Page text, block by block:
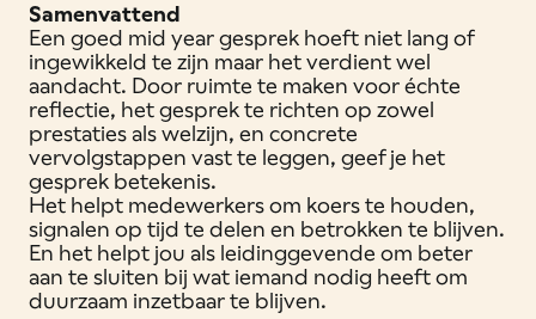
Samenvattend
Een goed mid year gesprek hoeft niet lang of
ingewikkeld te zijn maar het verdient wel
aandacht. Door ruimte te maken voor échte
reflectie, het gesprek te richten op zowel
prestaties als welzijn, en concrete
vervolgstappen vast te leggen, geef je het
gesprek betekenis.
Het helpt medewerkers om koers te houden,
signalen op tijd te delen en betrokken te blijven.
En het helpt jou als leidinggevende om beter
aan te sluiten bij wat iemand nodig heeft om
duurzaam inzetbaar te blijven.